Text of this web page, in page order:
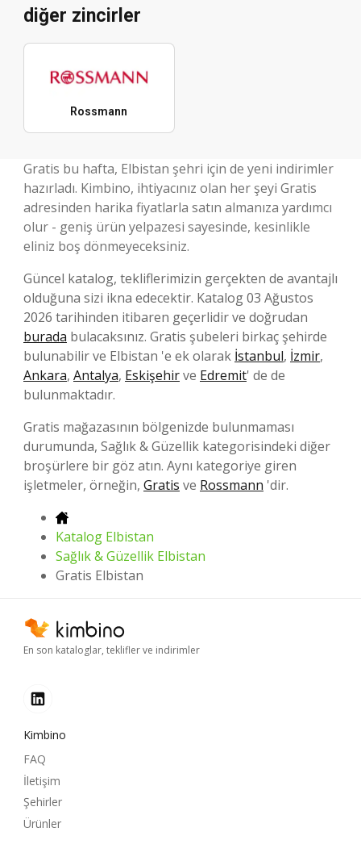
diğer zincirler
Rossmann
Gratis bu hafta, Elbistan şehri için de yeni indirimler
hazırladı. Kimbino, ihtiyacınız olan her şeyi Gratis
adresinden harika fiyatlarla satın almanıza yardımcı
olur - geniş ürün yelpazesi sayesinde, kesinlikle
eliniz boş dönmeyeceksiniz.
Güncel katalog, tekliflerimizin gerçekten de avantajlı
olduğuna sizi ikna edecektir. Katalog 03 Ağustos
2026 tarihinden itibaren geçerlidir ve doğrudan
burada bulacaksınız. Gratis şubeleri birkaç şehirde
bulunabilir ve Elbistan 'e ek olarak İstanbul, İzmir,
Ankara, Antalya, Eskişehirve Edremit' de de
bulunmaktadır.
Gratis mağazasının bölgenizde bulunmaması
durumunda, Sağlık & Güzellik kategorisindeki diğer
broşürlere bir göz atın. Aynı kategoriye giren
işletmeler, örneğin, Gratis ve Rossmann 'dir.
Katalog Elbistan
Sağlık & Güzellik Elbistan
Gratis Elbistan
En son kataloglar, teklifler ve indirimler
Kimbino
FAQ
İletişim
Şehirler
Ürünler